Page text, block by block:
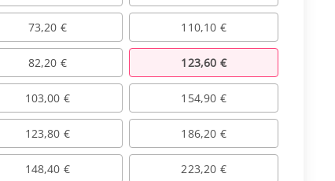
73,20 € 110,10 €
82,20 € 123,60 €
103,00 € 154,90 €
123,80 € 186,20 €
148,40 € 223,20 €